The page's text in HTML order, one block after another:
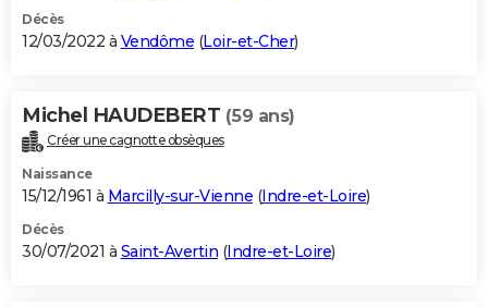
Décès
12/03/2022 à Vendôme (Loir-et-Cher)
Michel HAUDEBERT (59 ans)
Créer une cagnotte obsèques
Naissance
15/12/1961 à Marcilly-sur-Vienne (Indre-et-Loire)
Décès
30/07/2021 à Saint-Avertin (Indre-et-Loire)